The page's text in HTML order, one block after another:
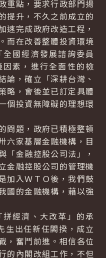
重點，要求行政部門揚
提升，不久之前成立的
速完成政府改造工程，
而在改善整體投資環境
國經濟發展諮詢委員
素，進行全面性的檢
論，確立「深耕台灣、
略，會後並已訂定具體
個投資無障礙的理想環
題，政府已積極整頓
六家基層金融機構，目
「金融控股公司法」，
金融控股公司的管理機
加入ＷＴＯ後，我們鼓
國的金融機構，藉以強
經濟、大改革」的承
生出任新任閣揆，成立
，奮鬥前進。相信各位
的內閣改組工作，不但